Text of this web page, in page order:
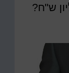
מיליון ש"ח?